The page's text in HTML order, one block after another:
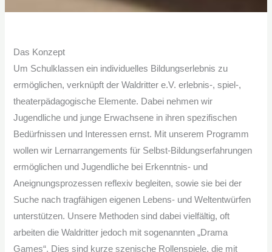
Das Konzept
Um Schulklassen ein individuelles Bildungserlebnis zu
ermöglichen, verknüpft der Waldritter e.V. erlebnis-, spiel-,
theaterpädagogische Elemente. Dabei nehmen wir
Jugendliche und junge Erwachsene in ihren spezifischen
Bedürfnissen und Interessen ernst. Mit unserem Programm
wollen wir Lernarrangements für Selbst-Bildungserfahrungen
ermöglichen und Jugendliche bei Erkenntnis- und
Aneignungsprozessen reflexiv begleiten, sowie sie bei der
Suche nach tragfähigen eigenen Lebens- und Weltentwürfen
unterstützen. Unsere Methoden sind dabei vielfältig, oft
arbeiten die Waldritter jedoch mit sogenannten „Drama
Games“. Dies sind kurze szenische Rollenspiele, die mit